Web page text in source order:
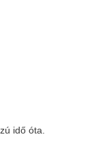
idő óta.